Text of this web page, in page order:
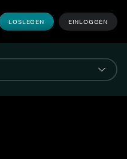
LOSLEGEN EINLOGGEN